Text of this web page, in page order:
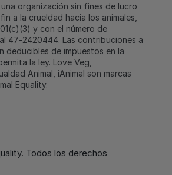
organización sin fines de lucro
a la crueldad hacia los animales,
y con el número de
47‑2420444. Las contribuciones a
deducibles de impuestos en la
la ley. Love Veg,
Animal, iAnimal son marcas
Equality.
Todos los derechos